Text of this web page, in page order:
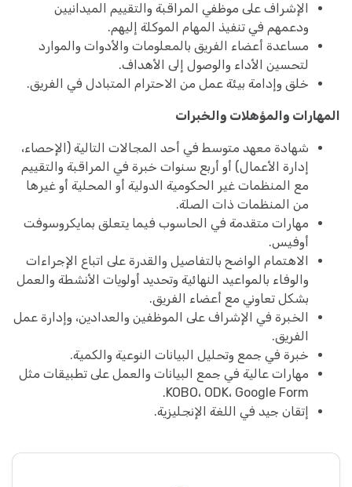
الإشراف على موظفي المراقبة والتقييم الميدانيين
ودعمهم في تنفيذ المهام الموكلة إليهم.
مساعدة أعضاء الفريق بالمعلومات والأدوات والموارد
لتحسين الأداء والوصول إلى الأهداف.
خلق وإدامة بيئة عمل من الاحترام المتبادل في الفريق.
المهارات والمؤهلات والخبرات
شهادة معهد متوسط في أحد المجالات التالية (الإحصاء،
إدارة الأعمال) أو أربع سنوات خبرة في المراقبة والتقييم
مع المنظمات غير الحكومية الدولية أو المحلية أو غيرها
من المنظمات ذات الصلة.
مهارات متقدمة في الحاسوب فيما يتعلق بمايكروسوفت
أوفيس.
الاهتمام الواضح بالتفاصيل والقدرة على اتباع الإجراءات
والوفاء بالمواعيد النهائية وتحديد أولويات الأنشطة والعمل
بشكل تعاوني مع أعضاء الفريق.
الخبرة في الإشراف على الموظفين والعدادين، وإدارة عمل
الفريق.
خبرة في جمع وتحليل البيانات النوعية والكمية.
مهارات عالية في جمع البيانات والعمل على تطبيقات مثل
KOBO، ODK، Google Form.
إتقان جيد في اللغة الإنجليزية.